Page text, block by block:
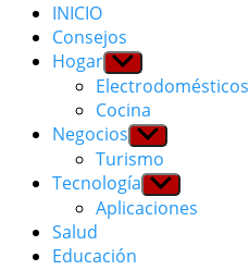
INICIO
Consejos
Hogar Show
sub
menu
Electrodomésticos
Cocina
Negocios Show
sub
menu
Turismo
Tecnología Show
sub
menu
Aplicaciones
Salud
Educación